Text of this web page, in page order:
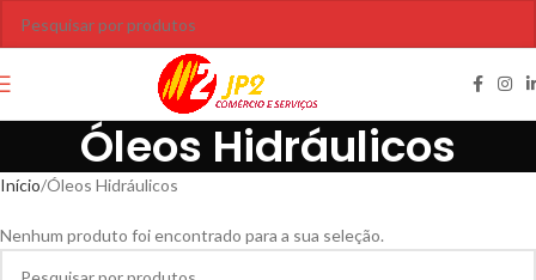
Óleos Hidráulicos
Início Óleos Hidráulicos
Nenhum produto foi encontrado para a sua seleção.